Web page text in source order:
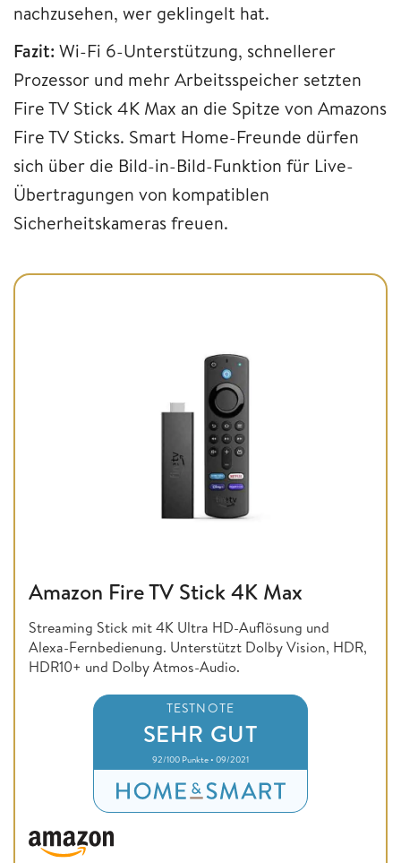
nachzusehen, wer geklingelt hat.
Fazit: Wi-Fi 6-Unterstützung, schnellerer
Prozessor und mehr Arbeitsspeicher setzten
Fire TV Stick 4K Max an die Spitze von Amazons
Fire TV Sticks. Smart Home-Freunde dürfen
sich über die Bild-in-Bild-Funktion für Live-
Übertragungen von kompatiblen
Sicherheitskameras freuen.
Amazon Fire TV Stick 4K Max
Streaming Stick mit 4K Ultra HD-Auflösung und
Alexa-Fernbedienung. Unterstützt Dolby Vision, HDR,
HDR10+ und Dolby Atmos-Audio.
TESTNOTE
SEHR GUT
92/100 Punkte • 09/2021